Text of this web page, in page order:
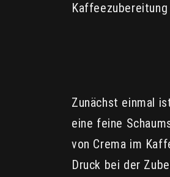
Zunächst einmal
eine feine
von Crema im
Druck bei der